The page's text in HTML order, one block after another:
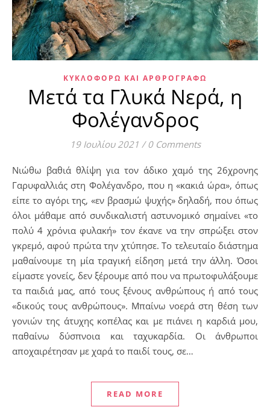
ΚΥΚΛΟΦΟΡΏ ΚΑΙ ΑΡΘΡΟΓΡΑΦΏ
Μετά τα Γλυκά Νερά, η
Φολέγανδρος
19 Ιουλίου 2021 / 0 Comments
Νιώθω βαθιά θλίψη για τον άδικο χαμό της 26χρονης
Γαρυφαλλιάς στη Φολέγανδρο, που η «κακιά ώρα», όπως
είπε το αγόρι της, «εν βρασμώ ψυχής» δηλαδή, που όπως
όλοι μάθαμε από συνδικαλιστή αστυνομικό σημαίνει «το
πολύ 4 χρόνια φυλακή» τον έκανε να την σπρώξει στον
γκρεμό, αφού πρώτα την χτύπησε. Το τελευταίο διάστημα
μαθαίνουμε τη μία τραγική είδηση μετά την άλλη. Όσοι
είμαστε γονείς, δεν ξέρουμε από που να πρωτοφυλάξουμε
τα παιδιά μας, από τους ξένους ανθρώπους ή από τους
«δικούς τους ανθρώπους». Μπαίνω νοερά στη θέση των
γονιών της άτυχης κοπέλας και με πιάνει η καρδιά μου,
παθαίνω δύσπνοια και ταχυκαρδία. Οι άνθρωποι
αποχαιρέτησαν με χαρά το παιδί τους, σε…
READ MORE